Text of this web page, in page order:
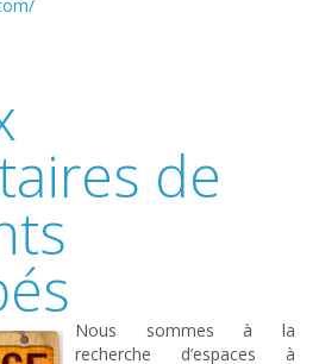
de
Nous sommes à la
recherche d’espaces à